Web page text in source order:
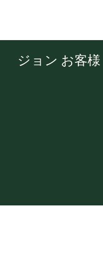
ジョン お客様